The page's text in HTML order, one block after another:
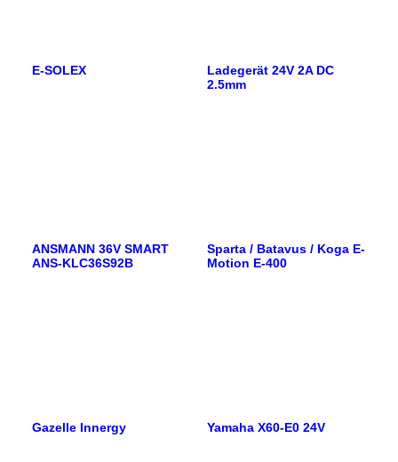
E-SOLEX
Ladegerät 24V 2A DC
2.5mm
ANSMANN 36V SMART
ANS-KLC36S92B
Sparta / Batavus / Koga E-
Motion E-400
Gazelle Innergy Yamaha X60-E0 24V